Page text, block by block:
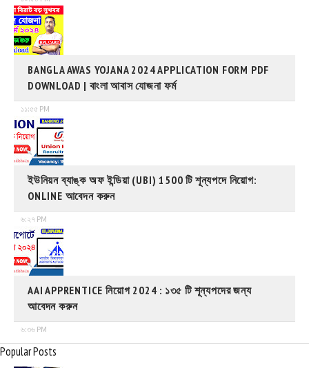
BANGLA AWAS YOJANA 2024 APPLICATION FORM PDF
DOWNLOAD | বাংলা আবাস যোজনা ফর্ম
১১:৫৫ PM
ইউনিয়ন ব্যাঙ্ক অফ ইন্ডিয়া (UBI) 1500 টি শূন্যপদে নিয়োগ:
ONLINE আবেদন করুন
৬:২৭ PM
AAI APPRENTICE নিয়োগ 2024 : ১৩৫ টি শূন্যপদের জন্য
আবেদন করুন
৬:৩৬ PM
Popular Posts